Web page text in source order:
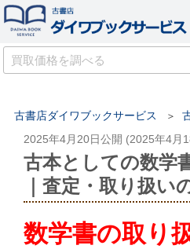
古書店ダイワブックサービス
2025年4月20日公開 (2025年4月
古本としての数学
｜査定・取り扱い
数学書の取り